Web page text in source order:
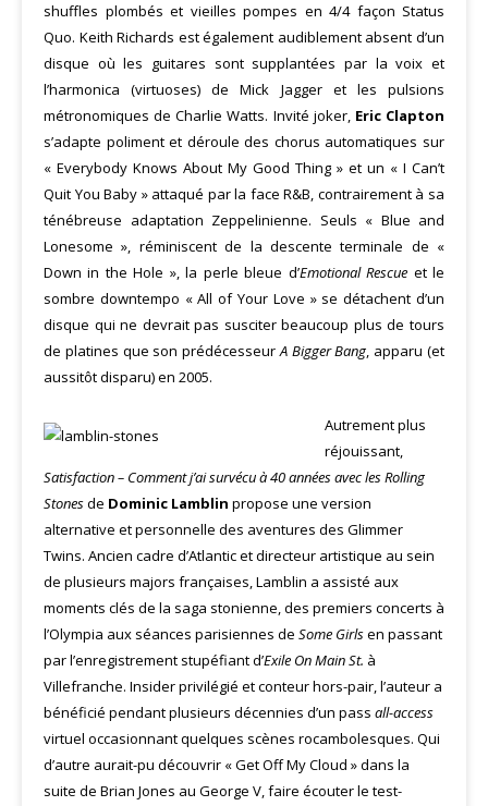
shuffles plombés et vieilles pompes en 4/4 façon Status
Quo. Keith Richards est également audiblement absent d’un
disque où les guitares sont supplantées par la voix et
l’harmonica (virtuoses) de Mick Jagger et les pulsions
métronomiques de Charlie Watts. Invité joker, Eric Clapton
s’adapte poliment et déroule des chorus automatiques sur
« Everybody Knows About My Good Thing » et un « I Can’t
Quit You Baby » attaqué par la face R&B, contrairement à sa
ténébreuse adaptation Zeppelinienne. Seuls « Blue and
Lonesome », réminiscent de la descente terminale de «
Down in the Hole », la perle bleue d’Emotional Rescue et le
sombre downtempo « All of Your Love » se détachent d’un
disque qui ne devrait pas susciter beaucoup plus de tours
de platines que son prédécesseurA Bigger Bang, apparu (et
aussitôt disparu) en 2005.
Autrement plus
réjouissant,
Satisfaction – Comment j’ai survécu à 40 années avec les Rolling
Stonesde Dominic Lamblin propose une version
alternative et personnelle des aventures des Glimmer
Twins. Ancien cadre d’Atlantic et directeur artistique au sein
de plusieurs majors françaises, Lamblin a assisté aux
moments clés de la saga stonienne, des premiers concerts à
l’Olympia aux séances parisiennes de Some Girlsen passant
par l’enregistrement stupéfiant d’Exile On Main St. à
Villefranche. Insider privilégié et conteur hors-pair, l’auteur a
bénéficié pendant plusieurs décennies d’un pass all-access
virtuel occasionnant quelques scènes rocambolesques. Qui
d’autre aurait-pu découvrir « Get Off My Cloud » dans la
suite de Brian Jones au George V, faire écouter le test-